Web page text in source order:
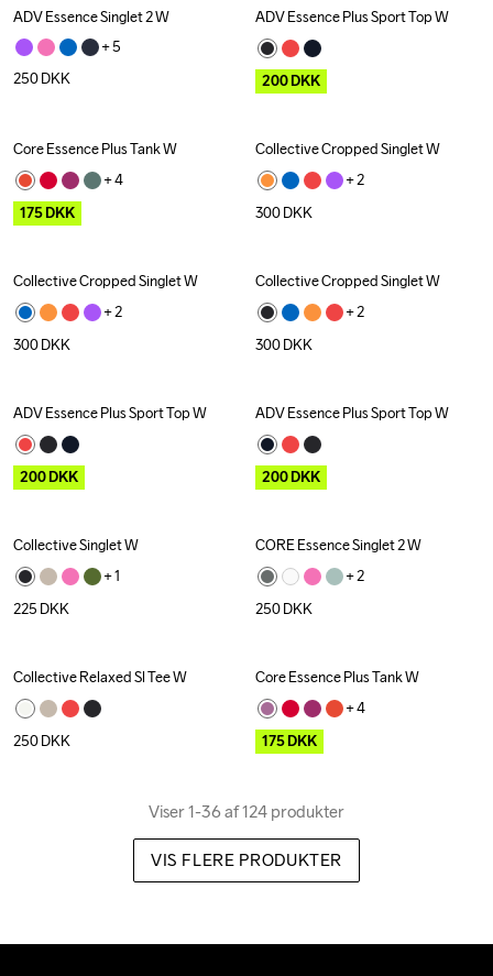
ADV Essence Singlet 2 W
+ 5
250DKK
Outlet
ADV Essence Plus Sport Top W
200DKK
Outlet
Core Essence Plus Tank W
+ 4
175DKK
Collective Cropped Singlet W
+ 2
300DKK
Collective Cropped Singlet W
+ 2
300DKK
Collective Cropped Singlet W
+ 2
300DKK
Outlet
ADV Essence Plus Sport Top W
200DKK
Outlet
ADV Essence Plus Sport Top W
200DKK
Collective Singlet W
+ 1
225 DKK
CORE Essence Singlet 2 W
+ 2
250DKK
Collective Relaxed Sl Tee W
250DKK
Outlet
Core Essence Plus Tank W
+ 4
175DKK
Viser 1-36 af 124 produkter
VIS FLERE PRODUKTER